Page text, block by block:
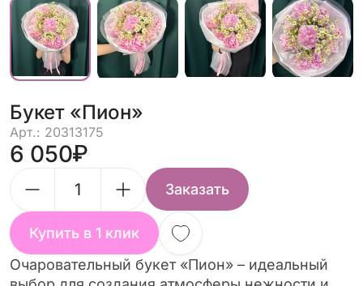
Букет «Пион»
Арт.: 20313175
6 050
Заказать
Купить в 1 клик
Очаровательный букет «Пион» – идеальный